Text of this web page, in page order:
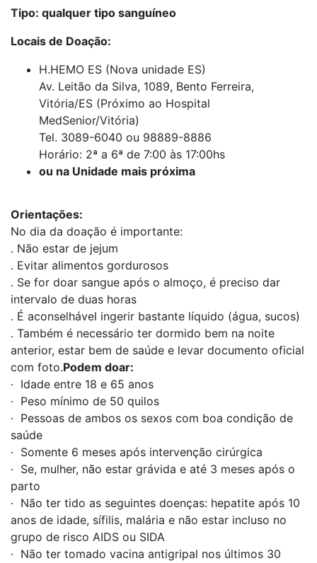
Tipo: qualquer tipo sanguíneo
Locais de Doação:
H.HEMO ES (Nova unidade ES)
Av. Leitão da Silva, 1089, Bento Ferreira,
Vitória/ES (Próximo ao Hospital
MedSenior/Vitória)
Tel. 3089-6040 ou 98889-8886
Horário: 2ª a 6ª de 7:00 às 17:00hs
ou na Unidade mais próxima
Orientações:
No dia da doação é importante:
. Não estar de jejum
. Evitar alimentos gordurosos
. Se for doar sangue após o almoço, é preciso dar
intervalo de duas horas
. É aconselhável ingerir bastante líquido (água, sucos)
. Também é necessário ter dormido bem na noite
anterior, estar bem de saúde e levar documento oficial
com foto.Podem doar:
· Idade entre 18 e 65 anos
· Peso mínimo de 50 quilos
· Pessoas de ambos os sexos com boa condição de
saúde
· Somente 6 meses após intervenção cirúrgica
· Se, mulher, não estar grávida e até 3 meses após o
parto
· Não ter tido as seguintes doenças: hepatite após 10
anos de idade, sífilis, malária e não estar incluso no
grupo de risco AIDS ou SIDA
· Não ter tomado vacina antigripal nos últimos 30